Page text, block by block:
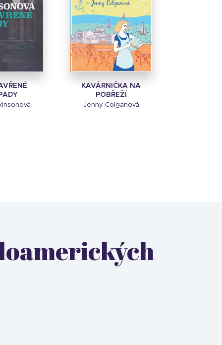
KAVÁRNIČKA NA
POBŘEŽÍ
Jenny Colganová